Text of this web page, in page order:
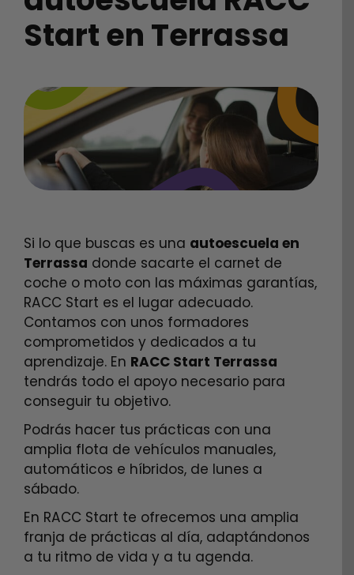
Start en Terrassa
Si lo que buscas es una autoescuela en
Terrassa donde sacarte el carnet de
coche o moto con las máximas garantías,
RACC Start es el lugar adecuado.
Contamos con unos formadores
comprometidos y dedicados a tu
aprendizaje. En RACC Start Terrassa
tendrás todo el apoyo necesario para
conseguir tu objetivo.
Podrás hacer tus prácticas con una
amplia flota de vehículos manuales,
automáticos e híbridos, de lunes a
sábado.
En RACC Start te ofrecemos una amplia
franja de prácticas al día, adaptándonos
a tu ritmo de vida y a tu agenda.
* Cupón no válido para Recuperación de puntos